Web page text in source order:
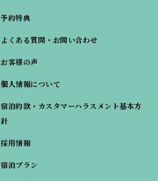
予約特典
よくある質問・お問い合わせ
お客様の声
個人情報について
宿泊約款・カスタマーハラスメント基本方
針
採用情報
宿泊プラン